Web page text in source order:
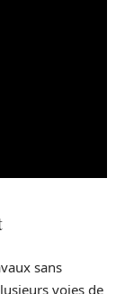
sans
voies de